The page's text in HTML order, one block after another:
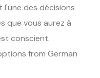
l'une des décisions
que vous aurez à
conscient.
from German